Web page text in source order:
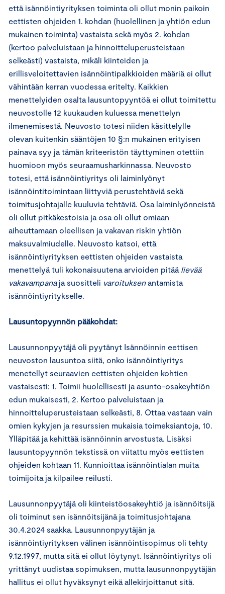
että isännöintiyrityksen toiminta oli ollut monin paikoin
eettisten ohjeiden 1. kohdan (huolellinen ja yhtiön edun
mukainen toiminta) vastaista sekä myös 2. kohdan
(kertoo palveluistaan ja hinnoitteluperusteistaan
selkeästi) vastaista, mikäli kiinteiden ja
erillisveloitettavien isännöintipalkkioiden määriä ei ollut
vähintään kerran vuodessa eritelty. Kaikkien
menettelyiden osalta lausuntopyyntöä ei ollut toimitettu
neuvostolle 12 kuukauden kuluessa menettelyn
ilmenemisestä. Neuvosto totesi niiden käsittelylle
olevan kuitenkin sääntöjen 10 §:n mukainen erityisen
painava syy ja tämän kriteeristön täyttyminen otettiin
huomioon myös seuraamusharkinnassa. Neuvosto
totesi, että isännöintiyritys oli laiminlyönyt
isännöintitoimintaan liittyviä perustehtäviä sekä
toimitusjohtajalle kuuluvia tehtäviä. Osa laiminlyönneistä
oli ollut pitkäkestoisia ja osa oli ollut omiaan
aiheuttamaan oleellisen ja vakavan riskin yhtiön
maksuvalmiudelle. Neuvosto katsoi, että
isännöintiyrityksen eettisten ohjeiden vastaista
menettelyä tuli kokonaisuutena arvioiden pitää lievää
vakavampanaja suositteli varoituksenantamista
isännöintiyritykselle.
Lausuntopyynnön pääkohdat:
Lausunnonpyytäjä oli pyytänyt Isännöinnin eettisen
neuvoston lausuntoa siitä, onko isännöintiyritys
menetellyt seuraavien eettisten ohjeiden kohtien
vastaisesti: 1. Toimii huolellisesti ja asunto-osakeyhtiön
edun mukaisesti, 2. Kertoo palveluistaan ja
hinnoitteluperusteistaan selkeästi, 8. Ottaa vastaan vain
omien kykyjen ja resurssien mukaisia toimeksiantoja, 10.
Ylläpitää ja kehittää isännöinnin arvostusta. Lisäksi
lausuntopyynnön tekstissä on viitattu myös eettisten
ohjeiden kohtaan 11. Kunnioittaa isännöintialan muita
toimijoita ja kilpailee reilusti.
Lausunnonpyytäjä oli kiinteistöosakeyhtiö ja isännöitsijä
oli toiminut sen isännöitsijänä ja toimitusjohtajana
30.4.2024 saakka. Lausunnonpyytäjän ja
isännöintiyrityksen välinen isännöintisopimus oli tehty
9.12.1997, mutta sitä ei ollut löytynyt. Isännöintiyritys oli
yrittänyt uudistaa sopimuksen, mutta lausunnonpyytäjän
hallitus ei ollut hyväksynyt eikä allekirjoittanut sitä.